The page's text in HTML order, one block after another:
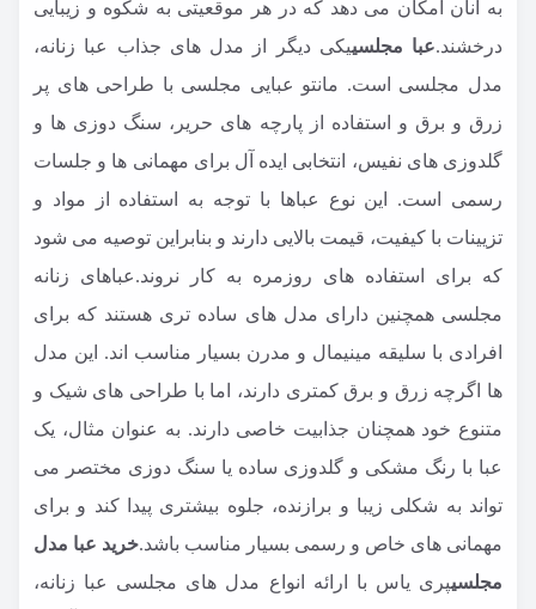
به آنان امکان می دهد که در هر موقعیتی به شکوه و زیبایی
درخشند.عبا مجلسییکی دیگر از مدل های جذاب عبا زنانه،
مدل مجلسی است. مانتو عبایی مجلسی با طراحی های پر
زرق و برق و استفاده از پارچه های حریر، سنگ دوزی ها و
گلدوزی های نفیس، انتخابی ایده آل برای مهمانی ها و جلسات
رسمی است. این نوع عباها با توجه به استفاده از مواد و
تزیینات با کیفیت، قیمت بالایی دارند و بنابراین توصیه می شود
که برای استفاده های روزمره به کار نروند.عباهای زنانه
مجلسی همچنین دارای مدل های ساده تری هستند که برای
افرادی با سلیقه مینیمال و مدرن بسیار مناسب اند. این مدل
ها اگرچه زرق و برق کمتری دارند، اما با طراحی های شیک و
متنوع خود همچنان جذابیت خاصی دارند. به عنوان مثال، یک
عبا با رنگ مشکی و گلدوزی ساده یا سنگ دوزی مختصر می
تواند به شکلی زیبا و برازنده، جلوه بیشتری پیدا کند و برای
مهمانی های خاص و رسمی بسیار مناسب باشد.خرید عبا مدل
مجلسیپری یاس با ارائه انواع مدل های مجلسی عبا زنانه،